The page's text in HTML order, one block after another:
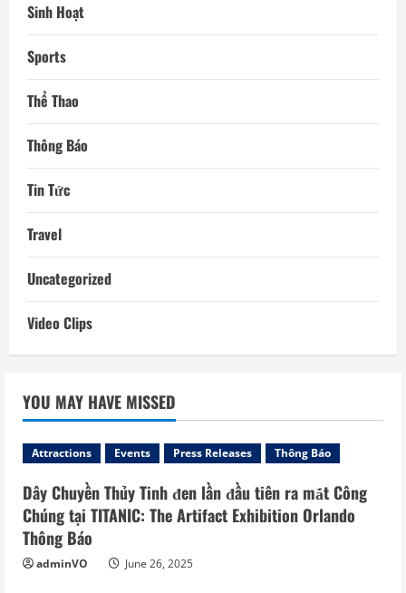
Sinh Hoạt
Sports
Thể Thao
Thông Báo
Tin Tức
Travel
Uncategorized
Video Clips
YOU MAY HAVE MISSED
Attractions Events Press Releases Thông Báo
Dây Chuyền Thủy Tinh đen lần đầu tiên ra mắt Công
Chúng tại TITANIC: The Artifact Exhibition Orlando
Thông Báo
adminVO June 26, 2025